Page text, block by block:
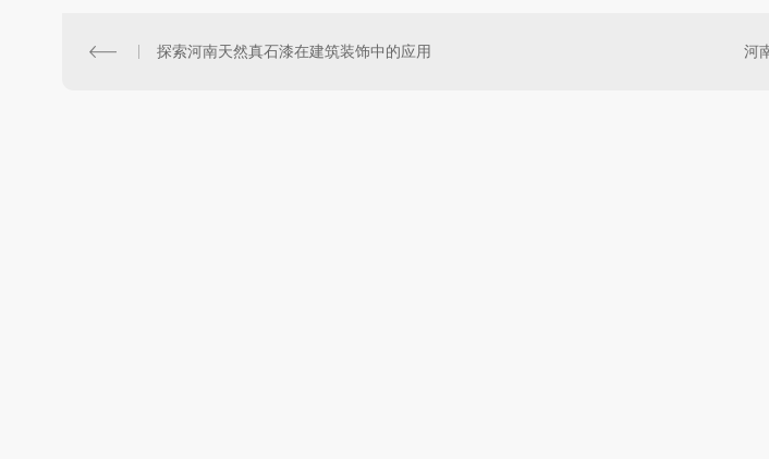
探索河南天然真石漆在建筑装饰中的应用 河